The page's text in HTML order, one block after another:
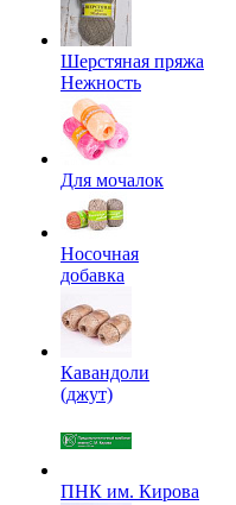
Шерстяная пряжа
Нежность
Для мочалок
Носочная
добавка
Кавандоли
(джут)
ПНК им. Кирова